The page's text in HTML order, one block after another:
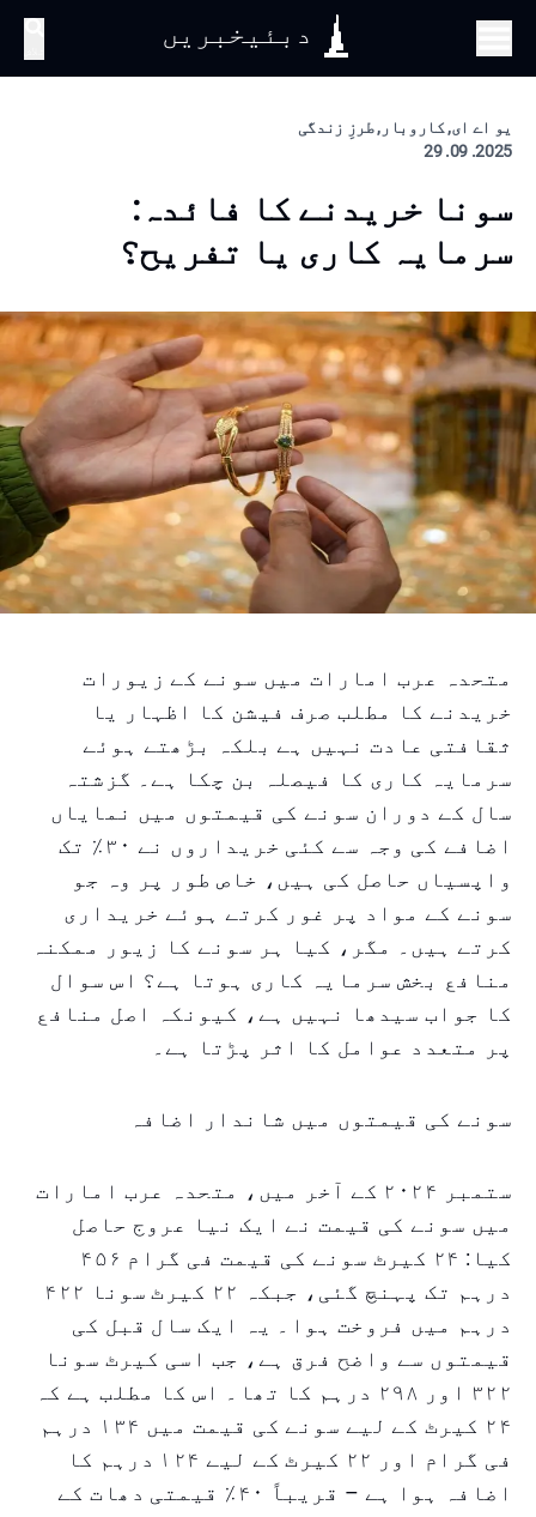
دبئیخبریں
یو اے ای, کاروبار, طرزِ زندگی
2025. 09. 29
سونا خریدنے کا فائدہ:
سرمایہ کاری یا تفریح؟
متحدہ عرب امارات میں سونے کے زیورات
خریدنے کا مطلب صرف فیشن کا اظہار یا
ثقافتی عادت نہیں ہے بلکہ بڑھتے ہوئے
سرمایہ کاری کا فیصلہ بن چکا ہے۔ گزشتہ
سال کے دوران سونے کی قیمتوں میں نمایاں
اضافے کی وجہ سے کئی خریداروں نے ۳۰٪ تک
واپسیاں حاصل کی ہیں، خاص طور پر وہ جو
سونے کے مواد پر غور کرتے ہوئے خریداری
کرتے ہیں۔ مگر، کیا ہر سونے کا زیور ممکنہ
منافع بخش سرمایہ کاری ہوتا ہے؟ اس سوال
کا جواب سیدھا نہیں ہے، کیونکہ اصل منافع
پر متعدد عوامل کا اثر پڑتا ہے۔
سونے کی قیمتوں میں شاندار اضافہ
ستمبر ۲۰۲۴ کے آخر میں، متحدہ عرب امارات
میں سونے کی قیمت نے ایک نیا عروج حاصل
کیا: ۲۴ کیرٹ سونے کی قیمت فی گرام ۴۵۶
درہم تک پہنچ گئی، جبکہ ۲۲ کیرٹ سونا ۴۲۲
درہم میں فروخت ہوا۔ یہ ایک سال قبل کی
قیمتوں سے واضح فرق ہے، جب اسی کیرٹ سونا
۳۲۲ اور ۲۹۸ درہم کا تھا۔ اس کا مطلب ہے کہ
۲۴ کیرٹ کے لیے سونے کی قیمت میں ۱۳۴ درہم
فی گرام اور ۲۲ کیرٹ کے لیے ۱۲۴ درہم کا
اضافہ ہوا ہے – قریباً ۴۰٪ قیمتی دھات کے